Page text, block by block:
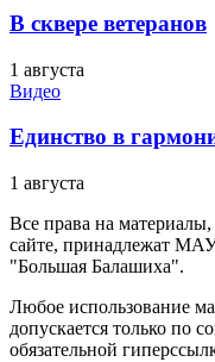
В сквере ветеранов
1 августа
Видео
Единство в
1 августа
Все права на
сайте, принадлежат
"Большая Балашиха".
Любое использование
допускается только по
обязательной